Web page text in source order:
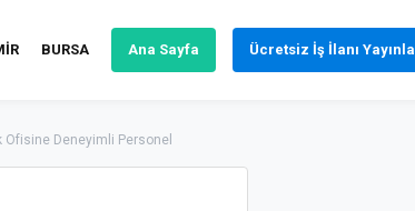
BURSA Ana Sayfa Ücretsiz İş İlanı Yayınla
Ofisine Deneyimli Personel